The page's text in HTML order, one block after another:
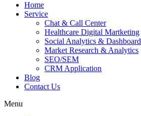
Home
Service
Chat & Call Center
Healthcare Digital Martketing
Social Analytics & Dashboard
Market Research & Analytics
SEO/SEM
CRM Application
Blog
Contact Us
Menu